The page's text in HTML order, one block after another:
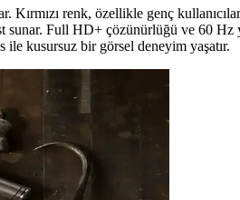
Kırmızı renk, özellikle genç
Full HD+ çözünürlüğü ve 60 Hz
ile kusursuz bir görsel deneyim yaşatır.